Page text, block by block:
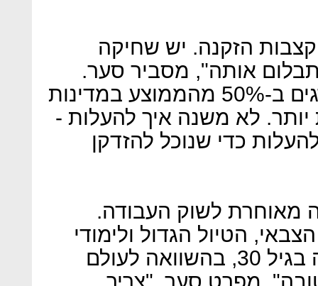
הזקנה. יש שחיקה
אותה", מסביר סער.
"בקצבאות הזקנה אנחנו מדורגים ב-50% מהממוצע במדינות
יותר. לא משנה איך להעלות -
כדי שנוכל להזדקן
מאוחרת לשוק העבודה.
הטיול הגדול ולימודי
התואר – יוצאים לשוק העבודה בגיל 30, בהשוואה לעולם
מפרט סער. "צריך